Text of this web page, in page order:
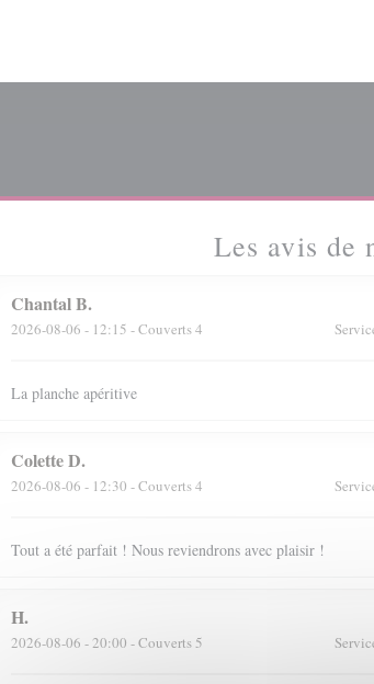
Les avis de
ChantalB
2026-08-06 - 12:15 - Couverts 4
La planche apéritive
ColetteD
2026-08-06 - 12:30 - Couverts 4
Tout a été parfait ! Nous reviendrons avec plaisir !
H
2026-08-06 - 20:00 - Couverts 5